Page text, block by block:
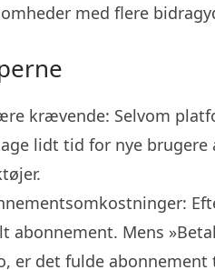
med flere
krævende: Selvom
lidt tid for nye
abonnement. Mens
er det fulde